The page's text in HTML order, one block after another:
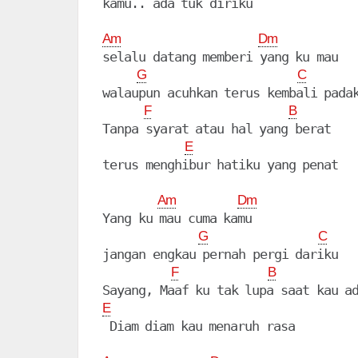
kamu.. ada tuk diriku
Am Dm
selalu datang memberi yang ku mau
G C
walaupun acuhkan terus kembali
F B
Tanpa syarat atau hal yang berat
E
terus menghibur hatiku yang penat
Am Dm
Yang ku mau cuma kamu
G C
jangan engkau pernah pergi dariku
F B
E
Diam diam kau menaruh rasa